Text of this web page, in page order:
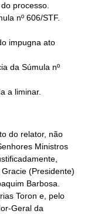
processo.
a liminar.
do relator, não
Ministros
(Presidente)
Barbosa.
Toron e, pelo
Geral da